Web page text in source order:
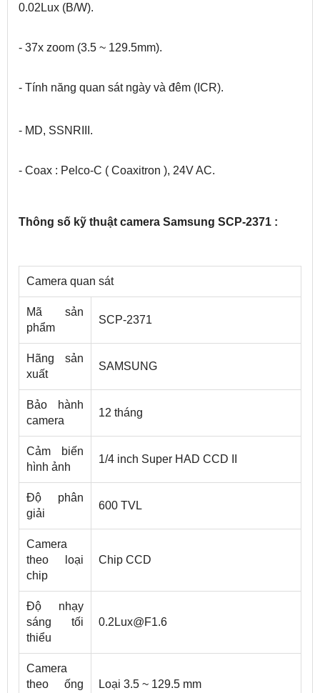
0.02Lux (B/W).
- 37x zoom (3.5 ~ 129.5mm).
- Tính năng quan sát ngày và đêm (ICR).
- MD, SSNRIII.
- Coax : Pelco-C ( Coaxitron ), 24V AC.
Thông số kỹ thuật camera Samsung SCP-2371 :
Camera quan sát
Mã sản
phẩm
SCP-2371
Hãng sản
xuất
SAMSUNG
Bảo hành
camera
12 tháng
Cảm biến
hình ảnh
1/4 inch Super HAD CCD II
Độ phân
giải
600 TVL
Camera
theo loại
chip
Chip CCD
Độ nhạy
sáng tối
thiểu
0.2Lux@F1.6
Camera
theo ống
Loại 3.5 ~ 129.5 mm